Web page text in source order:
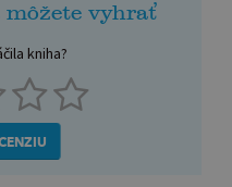
môžete vyhrať
kniha?